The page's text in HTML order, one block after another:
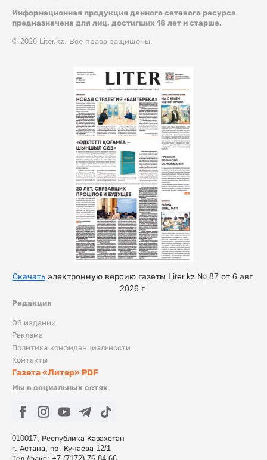
Информационная продукция данного сетевого ресурса
предназначена для лиц, достигших 18 лет и старше.
© 2026 Liter.kz. Все права защищены.
Редакция
Об издании
Реклама
Политика конфиденциальности
Контакты
Газета «Литер» PDF
Мы в социальных сетях
010017, Республика Казахстан
г. Астана, пр. Кунаева 12/1
Скачатьэлектронную версию газеты Liter.kz № 87 от 6 авг.
2026 г.